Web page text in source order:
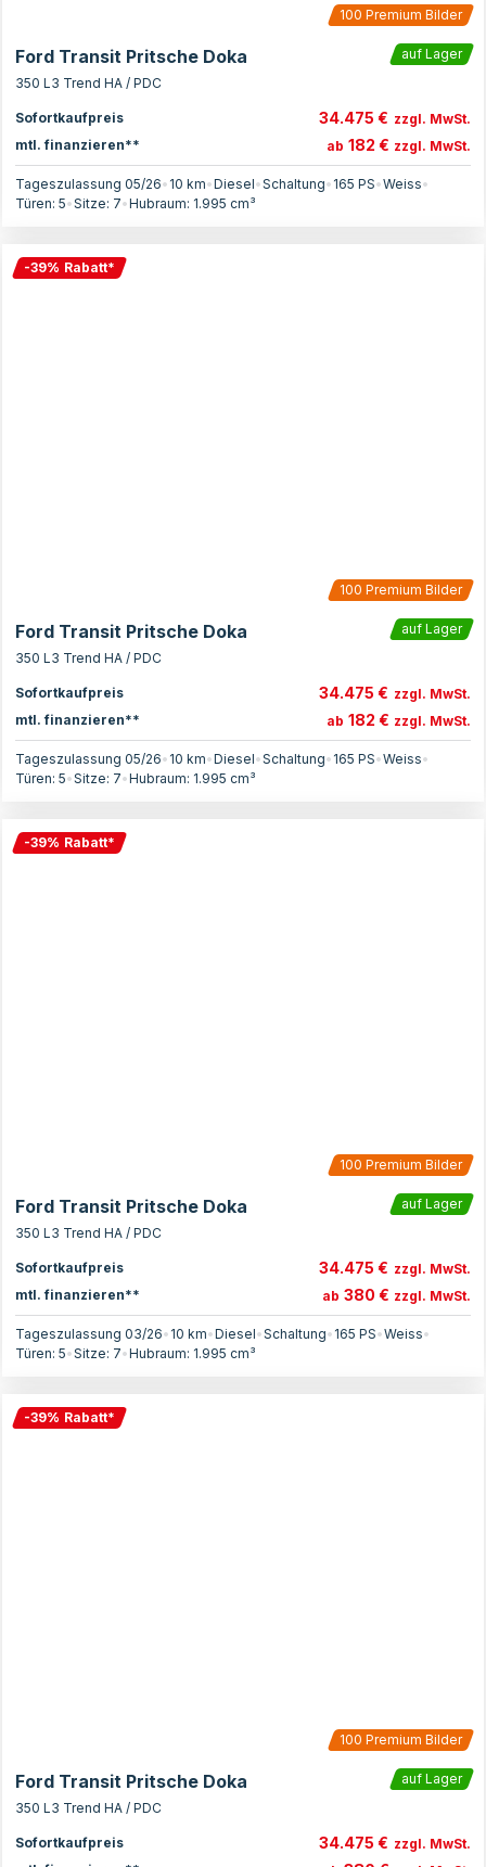
100 Premium Bilder
Ford Transit Pritsche Doka
auf Lager
350 L3 Trend HA / PDC
Sofortkaufpreis 34.475 € zzgl. MwSt.
mtl. finanzieren**
ab 182 € zzgl. MwSt.
Tageszulassung 05/26• 10 km•Diesel•Schaltung• 165 PS•Weiss•
Türen: 5•Sitze: 7•Hubraum: 1.995 cm³
-39% Rabatt*
100 Premium Bilder
Ford Transit Pritsche Doka
auf Lager
350 L3 Trend HA / PDC
Sofortkaufpreis 34.475 € zzgl. MwSt.
mtl. finanzieren**
ab 182 € zzgl. MwSt.
Tageszulassung 05/26• 10 km•Diesel•Schaltung• 165 PS•Weiss•
Türen: 5•Sitze: 7•Hubraum: 1.995 cm³
-39% Rabatt*
100 Premium Bilder
Ford Transit Pritsche Doka
auf Lager
350 L3 Trend HA / PDC
Sofortkaufpreis 34.475 € zzgl. MwSt.
mtl. finanzieren**
ab 380 € zzgl. MwSt.
Tageszulassung 03/26• 10 km•Diesel•Schaltung• 165 PS•Weiss•
Türen: 5•Sitze: 7•Hubraum: 1.995 cm³
-39% Rabatt*
100 Premium Bilder
Ford Transit Pritsche Doka
auf Lager
350 L3 Trend HA / PDC
Sofortkaufpreis 34.475 € zzgl. MwSt.